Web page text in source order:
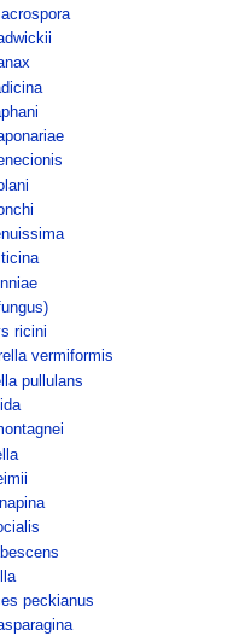
ricini
vermiformis
pullulans
peckianus